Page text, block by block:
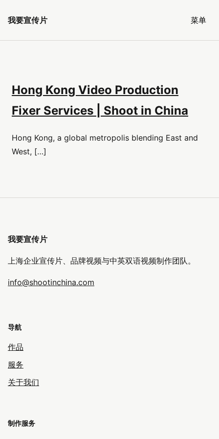
我要宣传片 菜单
Hong Kong Video Production
Fixer Services | Shoot in China
Hong Kong, a global metropolis blending East and
West, […]
我要宣传片
上海企业宣传片、品牌视频与中英双语视频制作团队。
info@shootinchina.com
导航
作品
服务
关于我们
制作服务